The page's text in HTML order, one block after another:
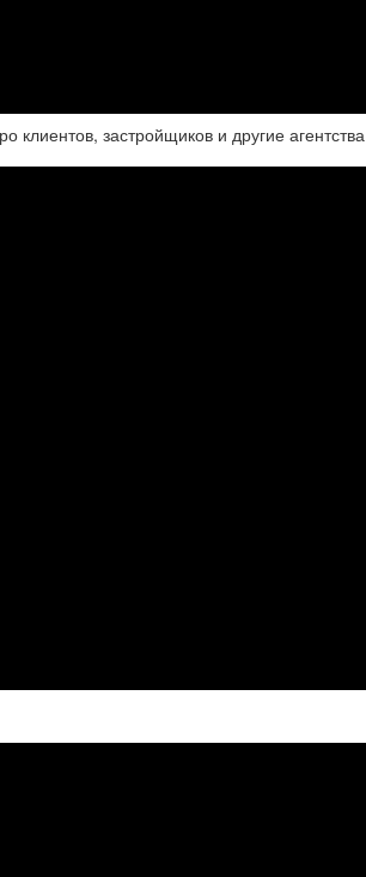
застройщиков и другие агентства